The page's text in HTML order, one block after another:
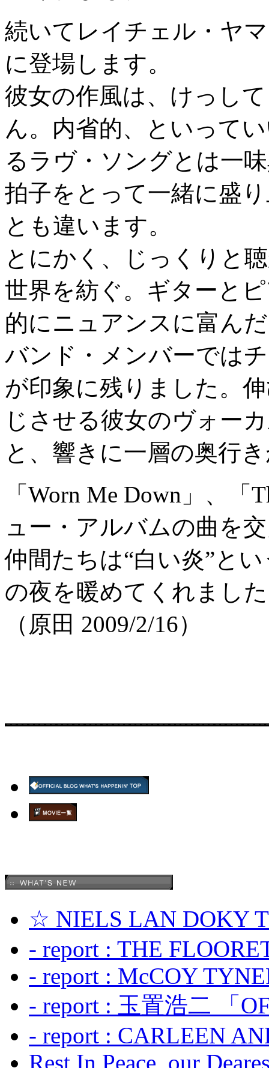
続いてレイチェル・ヤ
に登場します。
彼女の作風は、けっし
ん。内省的、といって
るラヴ・ソングとは一
拍子をとって一緒に盛
とも違います。
とにかく、じっくりと
世界を紡ぐ。ギターと
的にニュアンスに富ん
バンド・メンバーでは
が印象に残りました。
じさせる彼女のヴォー
と、響きに一層の奥行
「Worn Me Down」、「
ュー・アルバムの曲を
仲間たちは“白い炎”と
の夜を暖めてくれまし
（原田 2009/2/16）
☆ NIELS LAN DOKY
- report : THE
- report : McCOY
- report : 玉置浩二 「
- report : CARLEEN
Rest In Peace, our